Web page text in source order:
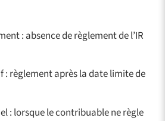
: absence de règlement de l’IR
: règlement après la date limite de
: lorsque le contribuable ne règle